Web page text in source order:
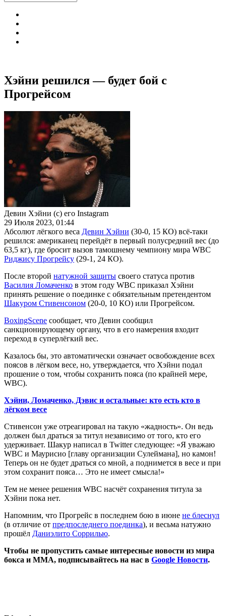
Хэйни решился — будет бой с
Прогрейсом
Девин Хэйни (с) его Instagram
29 Июля 2023, 01:44
Абсолют лёгкого веса Девин Хэйни (30-0, 15 КО) всё-таки
решился: американец перейдёт в первый полусредний вес (до
63,5 кг), где бросит вызов тамошнему чемпиону мира WBC
Риджису Прогрейсу (29-1, 24 КО).
После второй натужной защиты своего статуса против
Василия Ломаченко в этом году WBC приказал Хэйни
принять решение о поединке с обязательным претендентом
Шакуром Стивенсоном (20-0, 10 КО) или Прогрейсом.
BoxingScene сообщает, что Девин сообщил
санкционирующему органу, что в его намерения входит
переход в суперлёгкий вес.
Казалось бы, это автоматически означает освобождение всех
поясов в лёгком весе, но, утверждается, что Хэйни подал
прошение о том, чтобы сохранить пояса (по крайней мере,
WBC).
Хэйни, Ломаченко, Дэвис и остальные: кто есть кто в
лёгком весе
Стивенсон уже отреагировал на такую «жадность». Он ведь
должен был драться за титул независимо от того, кто его
удерживает. Шакур написал в Twitter следующее: «Я уважаю
WBC и Маурисио [главу организации Сулеймана], но камон!
Теперь он не будет драться со мной, а поднимется в весе и при
этом сохранит пояса… Это не имеет смысла!»
Тем не менее решения WBC насчёт сохранения титула за
Хэйни пока нет.
Напомним, что Прогрейс в последнем бою в июне не блеснул
(в отличие от предпоследнего поединка), и весьма натужно
прошёл Даниэлито Соррилью.
Чтобы не пропустить самые интересные новости из мира
бокса и ММА, подписывайтесь на нас в Google Новости.